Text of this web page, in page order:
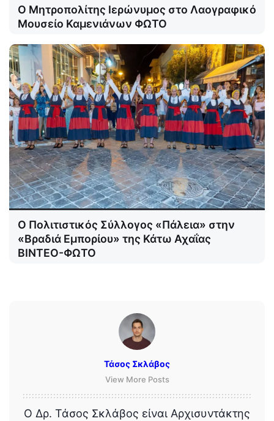
Ο Μητροπολίτης Ιερώνυμος στο Λαογραφικό
Μουσείο Καμενιάνων ΦΩΤΟ
Ο Πολιτιστικός Σύλλογος «Πάλεια» στην
«Βραδιά Εμπορίου» της Κάτω Αχαΐας
ΒΙΝΤΕΟ-ΦΩΤΟ
Τάσος Σκλάβος
View More Posts
Ο Δρ. Τάσος Σκλάβος είναι Αρχισυντάκτης